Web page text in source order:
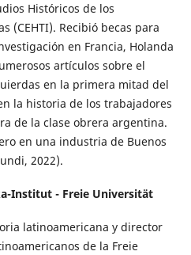
Históricos de los
(CEHTI). Recibió becas para
en Francia, Holanda
artículos sobre el
en la primera mitad del
la historia de los trabajadores
de la clase obrera argentina.
en una industria de Buenos
2022).
Institut - Freie Universität
latinoamericana y director
de la Freie